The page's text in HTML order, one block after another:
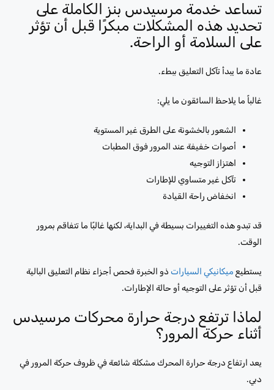
تساعد خدمة مرسيدس بنز الكاملة على
تحديد هذه المشكلات مبكرًا قبل أن تؤثر
على السلامة أو الراحة.
عادة ما يبدأ تآكل التعليق ببطء.
غالباً ما يلاحظ السائقون ما يلي:
الشعور بالخشونة على الطرق غير المستوية
أصوات خفيفة عند المرور فوق المطبات
اهتزاز التوجيه
تآكل غير متساوي للإطارات
انخفاض راحة القيادة
قد تبدو هذه التغييرات بسيطة في البداية، لكنها غالبًا ما تتفاقم بمرور
الوقت.
يستطيع ميكانيكي السيارات ذو الخبرة فحص أجزاء نظام التعليق البالية
قبل أن تؤثر على التوجيه أو حالة الإطارات.
لماذا ترتفع درجة حرارة محركات مرسيدس
أثناء حركة المرور؟
يعد ارتفاع درجة حرارة المحرك مشكلة شائعة في ظروف حركة المرور في
دبي.